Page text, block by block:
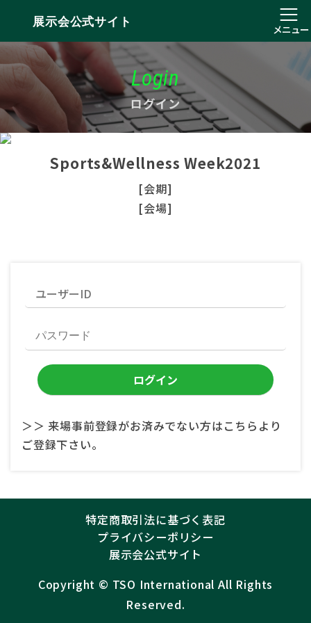
展示会公式サイト
メニュー
Login
ログイン
Sports&Wellness Week2021
[会期]
[会場]
＞＞ 来場事前登録がお済みでない方はこちらより
ご登録下さい。
特定商取引法に基づく表記
プライバシーポリシー
展示会公式サイト
Copyright ©︎ TSO International All Rights
Reserved.